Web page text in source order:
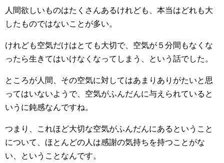
人間欲しいものはたくさんあるけれども、本当はどれも大
したものではないことが多い。
けれども空気だけはとても大切で、空気が５分間もなくな
ったら生きてはいけなくなってしまう、という話でした。
ところが人間、その空気に対してはあまりありがたいと思
ってはいないようで、空気がふんだんに与えられていると
いうに鈍感なんですね。
つまり、これほど大切な空気がふんだんにあるということ
について、ほとんどの人は感謝の気持ちを持つことがな
い、ということなんです。